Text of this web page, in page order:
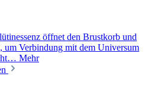
öffnet den Brustkorb und
um Verbindung mit dem Universum
Mehr